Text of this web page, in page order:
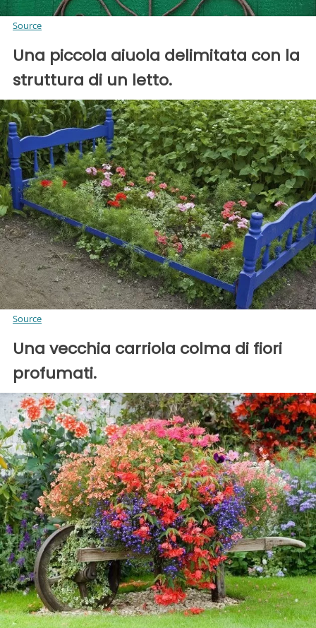
Source
Una piccola aiuola delimitata con la
struttura di un letto.
Source
Una vecchia carriola colma di fiori
profumati.